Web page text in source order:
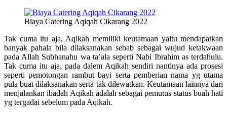
Biaya Catering Aqiqah Cikarang 2022
Tak cuma itu aja, Aqikah memiliki keutamaan yaitu mendapatkan
banyak pahala bila dilaksanakan sebab sebagai wujud ketakwaan
pada Allah Subhanahu wa ta’ala seperti Nabi Ibrahim as terdahulu.
Tak cuma itu aja, pada dalem Aqikah sendiri nantinya ada prosesi
seperti pemotongan rambut bayi serta pemberian nama yg utama
pula buat dilaksanakan serta tak dilewatkan. Keutamaan lainnya dari
menjalankan ibadah Aqikah adalah sebagai pemutus status buah hati
yg tergadai sebelum pada Aqikah.